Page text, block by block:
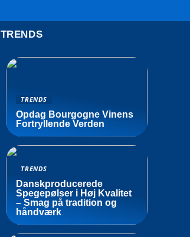
TRENDS
TRENDS
Opdag Bourgogne Vinens
Fortryllende Verden
TRENDS
Danskproducerede
Spegepølser i Høj Kvalitet
– Smag på tradition og
håndværk